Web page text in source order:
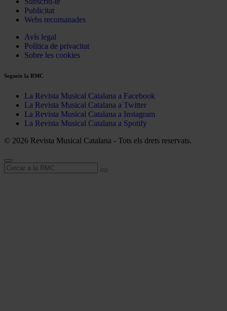
Publicitat
Webs recomanades
Avís legal
Política de privacitat
Sobre les cookies
Segueix la RMC
La Revista Musical Catalana a Facebook
La Revista Musical Catalana a Twitter
La Revista Musical Catalana a Instagram
La Revista Musical Catalana a Spotify
© 2026 Revista Musical Catalana - Tots els drets reservats.
Cerca